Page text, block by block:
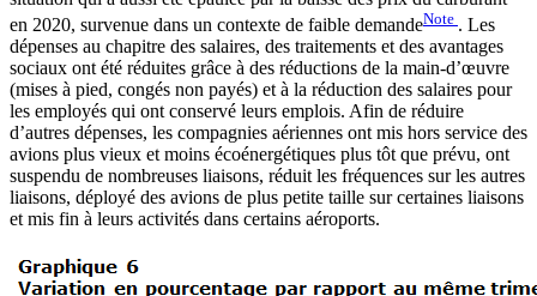
en 2020, survenue dans un contexte de faible demandeNote . Les
dépenses au chapitre des salaires, des traitements et des avantages
sociaux ont été réduites grâce à des réductions de la main-d’œuvre
(mises à pied, congés non payés) et à la réduction des salaires pour
les employés qui ont conservé leurs emplois. Afin de réduire
d’autres dépenses, les compagnies aériennes ont mis hors service des
avions plus vieux et moins écoénergétiques plus tôt que prévu, ont
suspendu de nombreuses liaisons, réduit les fréquences sur les autres
liaisons, déployé des avions de plus petite taille sur certaines liaisons
et mis fin à leurs activités dans certains aéroports.